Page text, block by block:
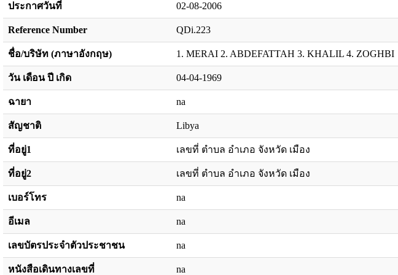
ประกาศวันที่ 02-08-2006
Reference Number QDi.223
ชื่อ/บริษัท (ภาษาอังกฤษ) 1. MERAI 2. ABDEFATTAH 3. KHALIL 4. ZOGHBI
วัน เดือน ปี เกิด 04-04-1969
ฉายา na
สัญชาติ Libya
ที่อยู่1 เลขที่ ตำบล อำเภอ จังหวัด เมือง
ที่อยู่2 เลขที่ ตำบล อำเภอ จังหวัด เมือง
เบอร์โทร na
อีเมล na
เลขบัตรประจำตัวประชาชน na
หนังสือเดินทางเลขที่ na